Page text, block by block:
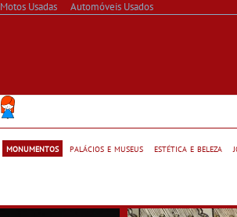
Motos Usadas Automóveis Usados
monumentos palácios e museus estética e beleza